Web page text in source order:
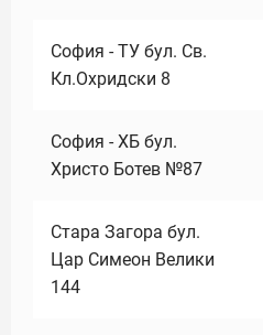
София - ТУ бул. Св.
Кл.Охридски 8
София - ХБ бул.
Христо Ботев №87
Стара Загора бул.
Цар Симеон Велики
144